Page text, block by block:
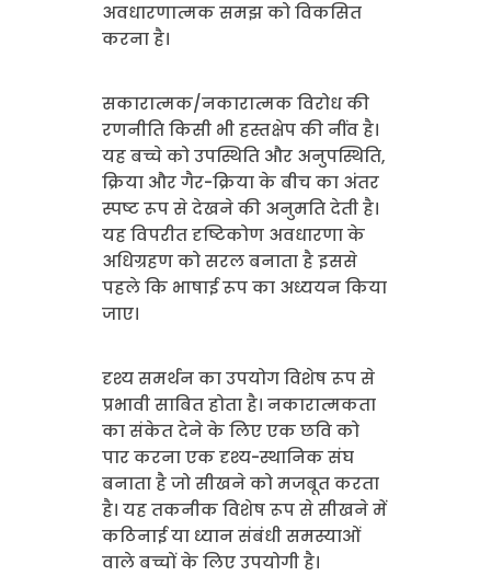
अवधारणात्मक समझ को विकसित
करना है।
सकारात्मक/नकारात्मक विरोध की
रणनीति किसी भी हस्तक्षेप की नींव है।
यह बच्चे को उपस्थिति और अनुपस्थिति,
क्रिया और गैर-क्रिया के बीच का अंतर
स्पष्ट रूप से देखने की अनुमति देती है।
यह विपरीत दृष्टिकोण अवधारणा के
अधिग्रहण को सरल बनाता है इससे
पहले कि भाषाई रूप का अध्ययन किया
जाए।
दृश्य समर्थन का उपयोग विशेष रूप से
प्रभावी साबित होता है। नकारात्मकता
का संकेत देने के लिए एक छवि को
पार करना एक दृश्य-स्थानिक संघ
बनाता है जो सीखने को मजबूत करता
है। यह तकनीक विशेष रूप से सीखने में
कठिनाई या ध्यान संबंधी समस्याओं
वाले बच्चों के लिए उपयोगी है।